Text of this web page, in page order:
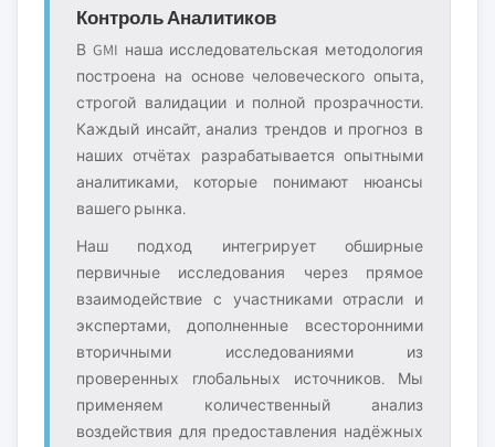
Контроль Аналитиков
В GMI наша исследовательская методология
построена на основе человеческого опыта,
строгой валидации и полной прозрачности.
Каждый инсайт, анализ трендов и прогноз в
наших отчётах разрабатывается опытными
аналитиками, которые понимают нюансы
вашего рынка.
Наш подход интегрирует обширные
первичные исследования через прямое
взаимодействие с участниками отрасли и
экспертами, дополненные всесторонними
вторичными исследованиями из
проверенных глобальных источников. Мы
применяем количественный анализ
воздействия для предоставления надёжных